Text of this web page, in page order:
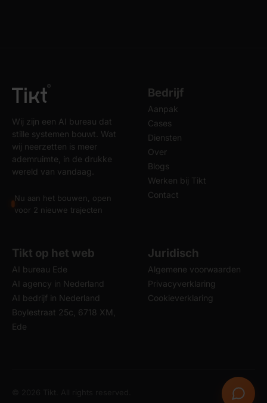
Wij zijn een AI bureau dat
stille systemen bouwt. Wat
wij neerzetten is meer
ademruimte, in de drukke
wereld van vandaag.
Nu aan het bouwen, open
voor 2 nieuwe trajecten
Bedrijf
Aanpak
Cases
Diensten
Over
Blogs
Werken bij Tikt
Contact
Tikt op het web
AI bureau Ede
AI agency in Nederland
AI bedrijf in Nederland
Boylestraat 25c, 6718 XM,
Ede
Juridisch
Algemene voorwaarden
Privacyverklaring
Cookieverklaring